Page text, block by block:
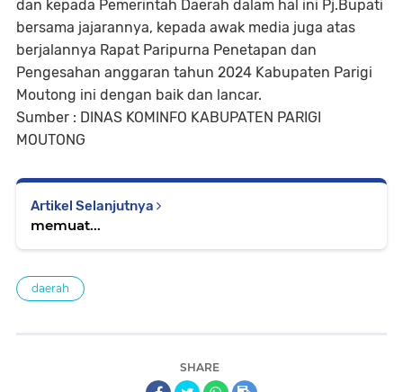
dan kepada Pemerintah Daerah dalam hal ini Pj.Bupati
bersama jajarannya, kepada awak media juga atas
berjalannya Rapat Paripurna Penetapan dan
Pengesahan anggaran tahun 2024 Kabupaten Parigi
Moutong ini dengan baik dan lancar.
Sumber : DINAS KOMINFO KABUPATEN PARIGI
MOUTONG
Artikel Selanjutnya
memuat...
daerah
SHARE